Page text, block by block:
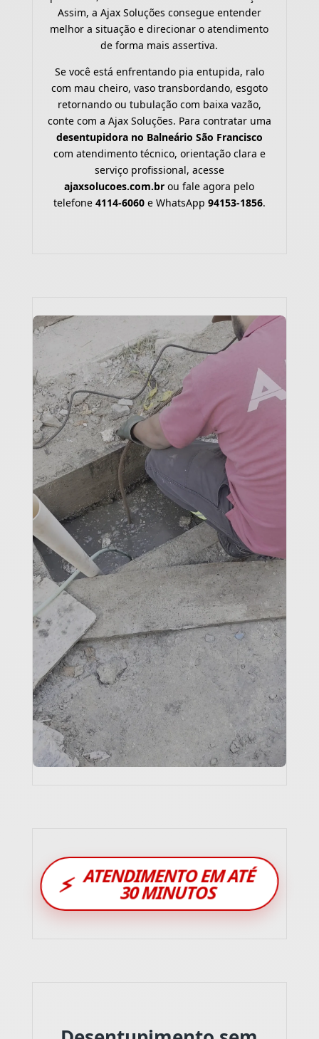
Assim, a Ajax Soluções consegue entender
melhor a situação e direcionar o atendimento
de forma mais assertiva.
Se você está enfrentando pia entupida, ralo
com mau cheiro, vaso transbordando, esgoto
retornando ou tubulação com baixa vazão,
conte com a Ajax Soluções. Para contratar uma
desentupidora no Balneário São Francisco
com atendimento técnico, orientação clara e
serviço profissional, acesse
ajaxsolucoes.com.br ou fale agora pelo
telefone 4114-6060e WhatsApp 94153-1856.
⚡ ATENDIMENTO EM ATÉ
30 MINUTOS